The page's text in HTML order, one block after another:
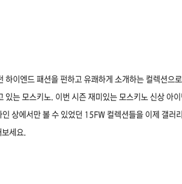
하이엔드 패션을 펀하고 유쾌하게 소개하는 컬렉션으
있는 모스키노. 이번 시즌 재미있는 모스키노 신상 아
상에서만 볼 수 있었던 15FW 컬렉션들을 이제 갤러
세요.